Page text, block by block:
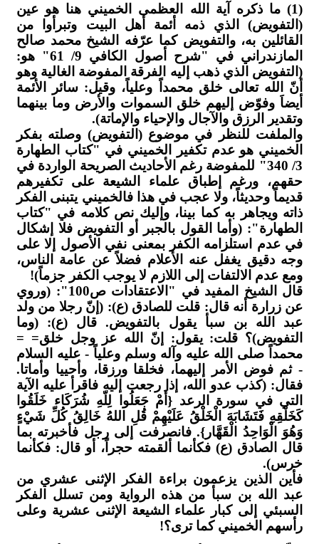
(1) ما ذكره آية الله العظمى الخميني هنا هو عين
(التفويض) الذي ذمه أئمة أهل البيت وتبرأوا من
القائلين به، والتفويض كما عرّفه الشيخ محمد صالح
المازندراني في "شرح أصول الكافي 9/ 61" هو:
(التفويض الذي ذهب إليه الفرقة المفوضة الغالية وهو
أنّ الله تعالى خلق محمداً وعلياً، وقيل: سائر الأئمة
أيضاَ وفوّض إليهم خلق السموات والأرض وما بينهما
وتقدير الرزق والآجال والإحياء والإماتة).
والملفت للنظر في موضوع (التفويض) وصلته بفكر
الخميني هو عدم تكفير الخميني في "كتاب الطهارة
3/ 340" للمفوضة رغم الأحاديث الصريحة الواردة في
حقهم، ورغم إطباق علماء الشيعة على تكفيرهم
قديماً وحديثاً، ولا عجب في هذا فالخميني يتبنى الفكر
ذاته ويجاهر به كما بينا، وإليك نص كلامه في "كتاب
الطهارة": (وأما القول بالجبر أو التفويض فلا إشكال
في عدم استلزامه الكفر بمعنى نفي الأصول إلا على
وجه دقيق يغفل عنه الأعلام فضلاً عن عامة الناس،
ومع عدم الالتفات إلى اللازم لا يوجب الكفر جزماً)!
قال الشيخ المفيد في "الاعتقادات ص100": (وروي
عن زرارة أنه قال: قلت للصادق (ع): (إنّ رجلا من ولد
عبد الله بن سبأ يقول بالتفويض. قال (ع): (وما
التفويض)؟ قلت: يقول: إنّ الله عز وجل خلق= =
محمداً صلى الله عليه وآله وسلم وعلياً - عليه السلام
- ثم فوض الأمر إليهما، فخلقا ورزقا، وأحييا وأماتا.
فقال: (كذب عدو الله، إذا رجعت إليه فاقرأ عليه الآية
التي في سورة الرعد {أَمْ جَعَلُوا لِلّهِ شُرَكَاء خَلَقُوا
كَخَلْقِهِ فَتَشَابَهَ الْخَلْقُ عَلَيْهِمْ قُلِ اللهُ خَالِقُ كُلِّ شَيْءٍ
وَهُوَ الْوَاحِدُ الْقَهَّار}. فانصرفت إلى رجل فأخبرته بما
قال الصادق (ع) فكأنما ألقمته حجراً، أو قال: فكأنما
خرس).
فأين الذين يزعمون براءة الفكر الإثنى عشري من
عبد الله بن سبأ من هذه الرواية ومن تسلل الفكر
السبئي إلى كبار علماء الشيعة الإثنى عشرية وعلى
رأسهم الخميني كما ترى؟!